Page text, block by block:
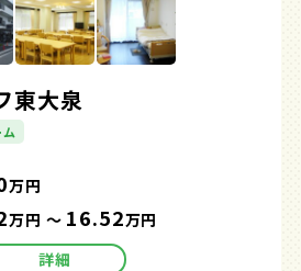
東大泉
万円
万円 ～ 16.52万円
詳細